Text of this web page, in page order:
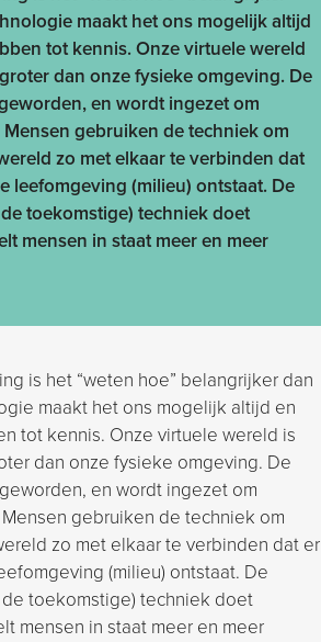
maakt het ons mogelijk altijd
tot kennis. Onze virtuele wereld
dan onze fysieke omgeving. De
en wordt ingezet om
gebruiken de techniek om
zo met elkaar te verbinden dat
leefomgeving (milieu) ontstaat. De
toekomstige) techniek doet
mensen in staat meer en meer
is het “weten hoe” belangrijker dan
maakt het ons mogelijk altijd en
tot kennis. Onze virtuele wereld is
dan onze fysieke omgeving. De
en wordt ingezet om
gebruiken de techniek om
zo met elkaar te verbinden dat er
(milieu) ontstaat. De
toekomstige) techniek doet
mensen in staat meer en meer